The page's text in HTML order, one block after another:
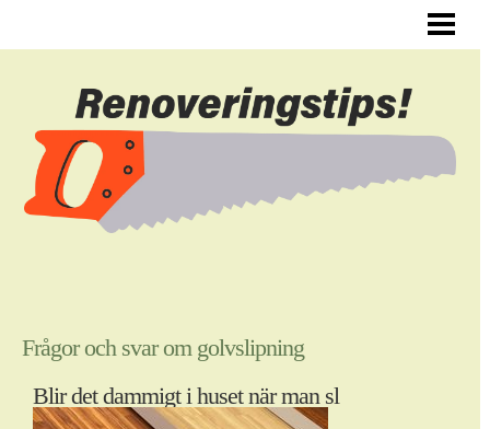
RENOVERA DIN HALL
RENOVERA SJÄLV
BLOGG
Frågor och svar om golvslipning
Blir det dammigt i huset när man sl